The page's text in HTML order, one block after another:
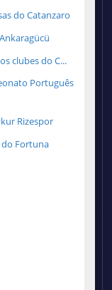
do Catanzaro
clubes do C...
Português
Rizespor
do Fortuna